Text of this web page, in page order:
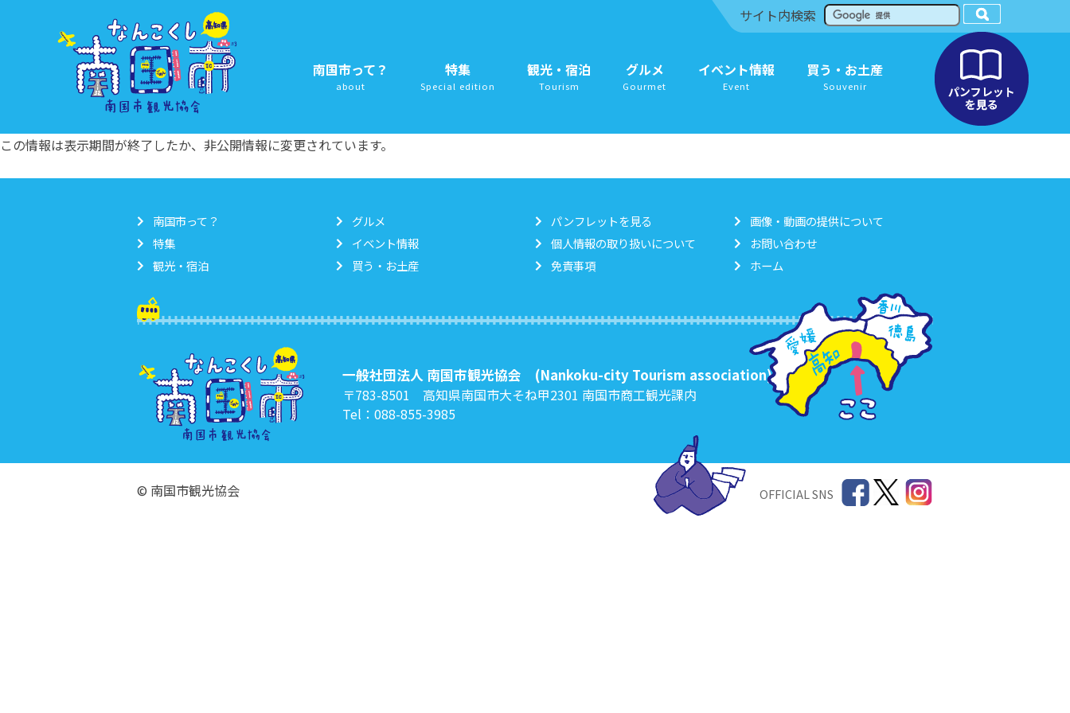
サイト内検索
南国市って？
about
特集
Special edition
観光・宿泊
Tourism
グルメ
Gourmet
イベント情報
Event
買う・お土産
Souvenir
この情報は表示期間が終了したか、非公開情報に変更されています。
南国市って？
特集
観光・宿泊
グルメ
イベント情報
買う・お土産
パンフレットを見る
個人情報の取り扱いについて
免責事項
画像・動画の提供について
お問い合わせ
ホーム
一般社団法人 南国市観光協会 (Nankoku-city Tourism association)
〒783-8501 高知県南国市大そね甲2301 南国市商工観光課内
Tel：088-855-3985
OFFICIAL SNS
© 南国市観光協会